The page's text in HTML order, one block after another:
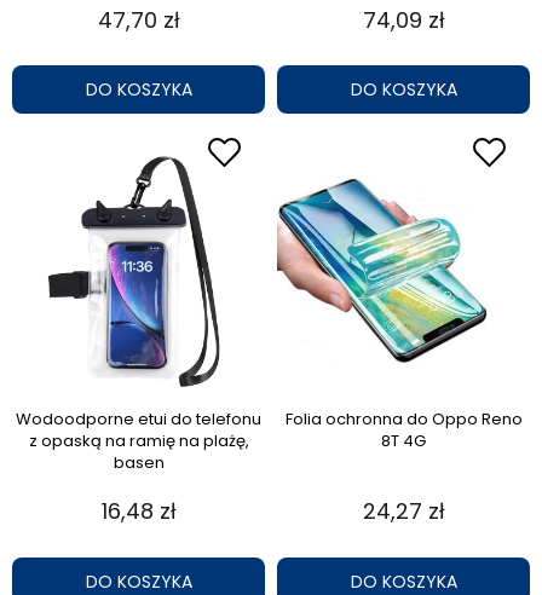
47,70 zł
DO KOSZYKA
74,09 zł
DO KOSZYKA
Wodoodporne etui do telefonu
z opaską na ramię na plażę,
basen
16,48 zł
DO KOSZYKA
Folia ochronna do Oppo Reno
8T 4G
24,27 zł
DO KOSZYKA